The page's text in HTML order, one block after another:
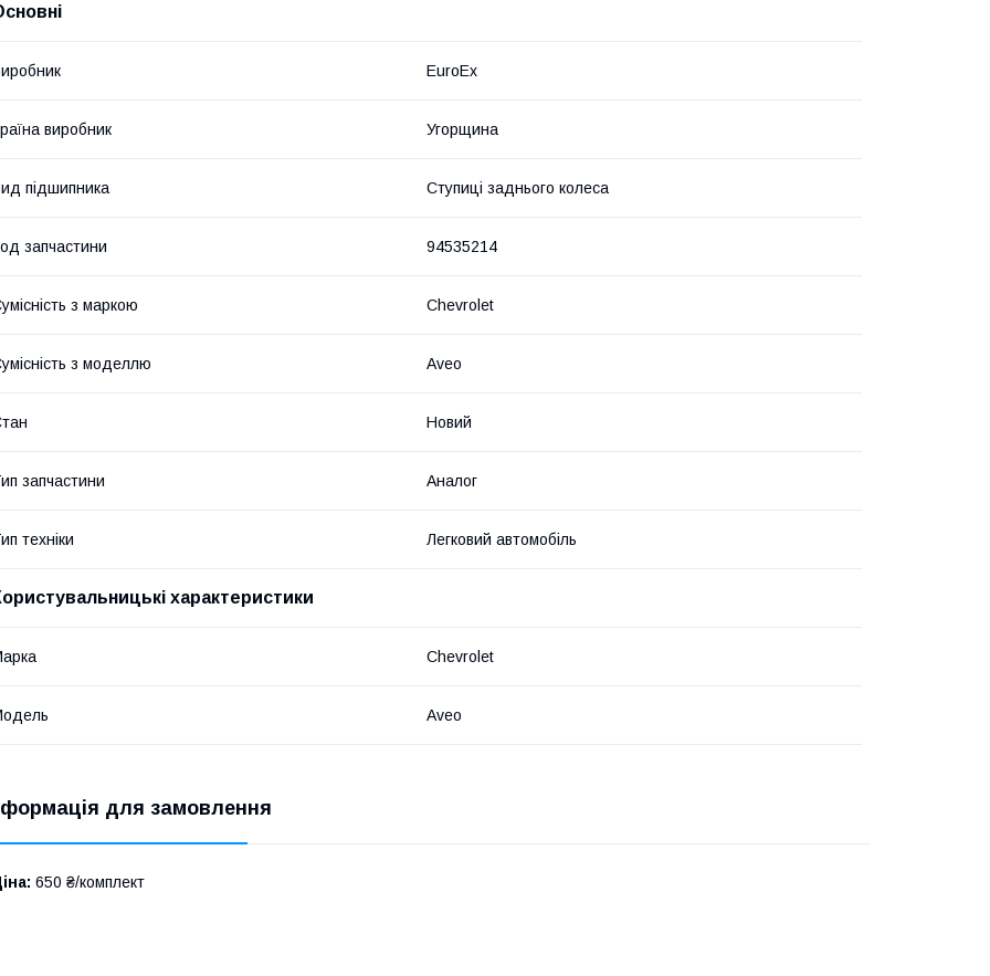
EuroEx
виробник Угорщина
підшипника Ступиці заднього колеса
запчастини 94535214
з маркою Chevrolet
з моделлю Aveo
Новий
запчастини Аналог
техніки Легковий автомобіль
характеристики
Chevrolet
Aveo
для замовлення
650 ₴/комплект